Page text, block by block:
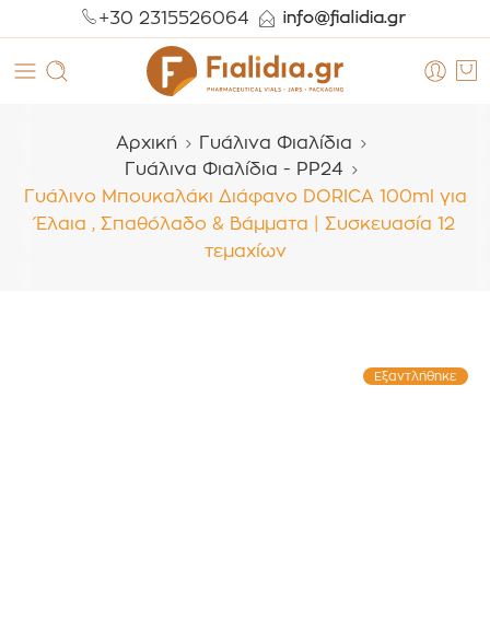
+30 2315526064
Αρχική
Γυάλινα Φιαλίδια
Γυάλινα Φιαλίδια - PP24
Γυάλινο Μπουκαλάκι Διάφανο DORICA 100ml για
Έλαια , Σπαθόλαδο & Βάμματα | Συσκευασία 12
τεμαχίων
Εξαντλήθηκε